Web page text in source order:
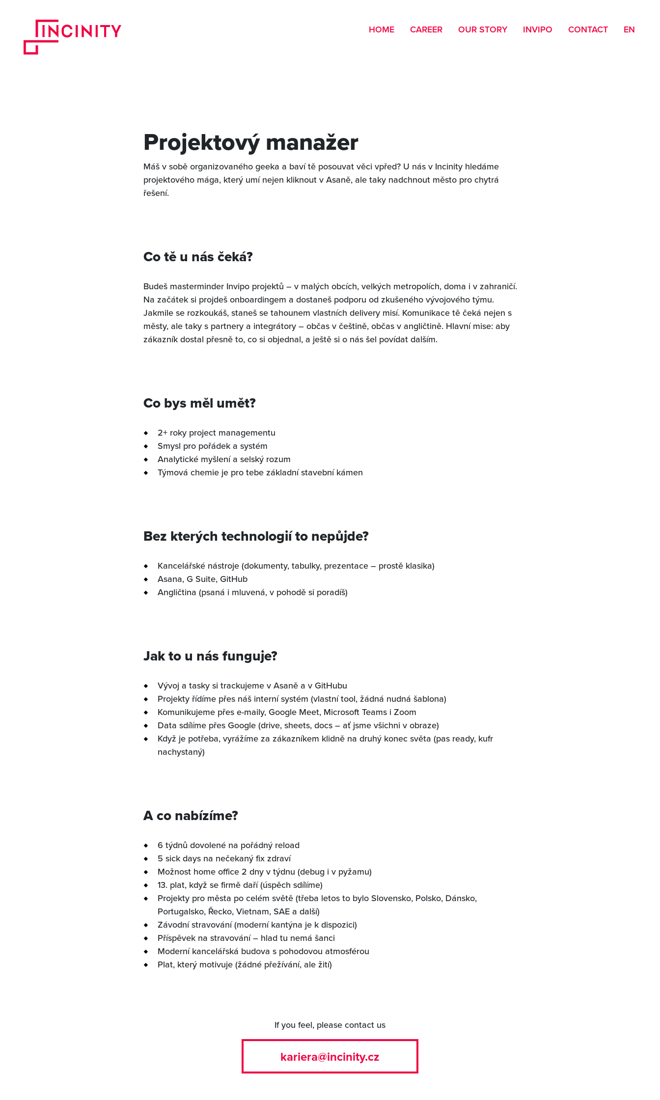
HOME CAREER OUR STORY INVIPO CONTACT EN
Projektový manažer
Máš v sobě organizovaného geeka a baví tě posouvat věci vpřed? U nás v Incinity hledáme
projektového mága, který umí nejen kliknout v Asaně, ale taky nadchnout město pro chytrá
řešení.
Co tě u nás čeká?
Budeš masterminder Invipo projektů – v malých obcích, velkých metropolích, doma i v zahraničí.
Na začátek si projdeš onboardingem a dostaneš podporu od zkušeného vývojového týmu.
Jakmile se rozkoukáš, staneš se tahounem vlastních delivery misí. Komunikace tě čeká nejen s
městy, ale taky s partnery a integrátory – občas v češtině, občas v angličtině. Hlavní mise: aby
zákazník dostal přesně to, co si objednal, a ještě si o nás šel povídat dalším.
Co bys měl umět?
2+ roky project managementu
Smysl pro pořádek a systém
Analytické myšlení a selský rozum
Týmová chemie je pro tebe základní stavební kámen
Bez kterých technologií to nepůjde?
Kancelářské nástroje (dokumenty, tabulky, prezentace – prostě klasika)
Asana, G Suite, GitHub
Angličtina (psaná i mluvená, v pohodě si poradíš)
Jak to u nás funguje?
Vývoj a tasky si trackujeme v Asaně a v GitHubu
Projekty řídíme přes náš interní systém (vlastní tool, žádná nudná šablona)
Komunikujeme přes e-maily, Google Meet, Microsoft Teams i Zoom
Data sdílíme přes Google (drive, sheets, docs – ať jsme všichni v obraze)
Když je potřeba, vyrážíme za zákazníkem klidně na druhý konec světa (pas ready, kufr
nachystaný)
A co nabízíme?
6 týdnů dovolené na pořádný reload
5 sick days na nečekaný fix zdraví
Možnost home office 2 dny v týdnu (debug i v pyžamu)
13. plat, když se firmě daří (úspěch sdílíme)
Projekty pro města po celém světě (třeba letos to bylo Slovensko, Polsko, Dánsko,
Portugalsko, Řecko, Vietnam, SAE a další)
Závodní stravování (moderní kantýna je k dispozici)
Příspěvek na stravování – hlad tu nemá šanci
Moderní kancelářská budova s pohodovou atmosférou
Plat, který motivuje (žádné přežívání, ale žití)
If you feel, please contact us
kariera@incinity.cz